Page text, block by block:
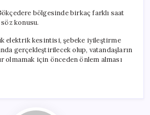
bölgesinde birkaç farklı saat
konusu.
elektrik kesintisi, şebeke iyileştirme
gerçekleştirilecek olup, vatandaşların
olmamak için önceden önlem alması